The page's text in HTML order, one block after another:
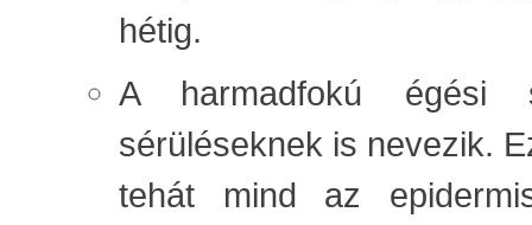
hétig.
A harmadfokú égési
sérüléseknek is nevezik.
tehát mind az